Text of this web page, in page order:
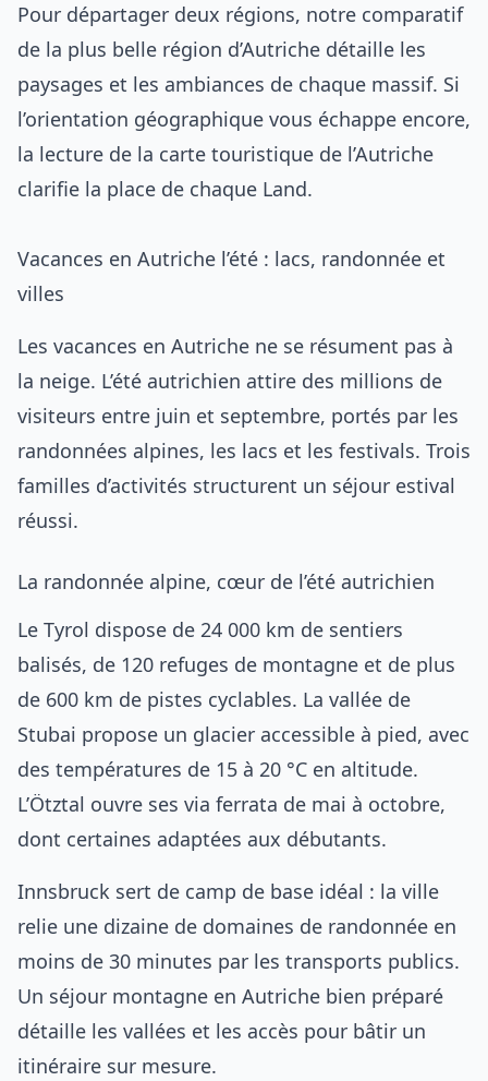
Pour départager deux régions, notre comparatif
de la plus belle région d’Autriche détaille les
paysages et les ambiances de chaque massif. Si
l’orientation géographique vous échappe encore,
la lecture de la carte touristique de l’Autriche
clarifie la place de chaque Land.
Vacances en Autriche l’été : lacs, randonnée et
villes
Les vacances en Autriche ne se résument pas à
la neige. L’été autrichien attire des millions de
visiteurs entre juin et septembre, portés par les
randonnées alpines, les lacs et les festivals. Trois
familles d’activités structurent un séjour estival
réussi.
La randonnée alpine, cœur de l’été autrichien
Le Tyrol dispose de 24 000 km de sentiers
balisés, de 120 refuges de montagne et de plus
de 600 km de pistes cyclables. La vallée de
Stubai propose un glacier accessible à pied, avec
des températures de 15 à 20 °C en altitude.
L’Ötztal ouvre ses via ferrata de mai à octobre,
dont certaines adaptées aux débutants.
Innsbruck sert de camp de base idéal : la ville
relie une dizaine de domaines de randonnée en
moins de 30 minutes par les transports publics.
Un séjour montagne en Autriche bien préparé
détaille les vallées et les accès pour bâtir un
itinéraire sur mesure.